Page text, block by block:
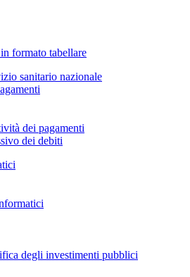
formato tabellare
sanitario nazionale
dei pagamenti
dei debiti
degli investimenti pubblici